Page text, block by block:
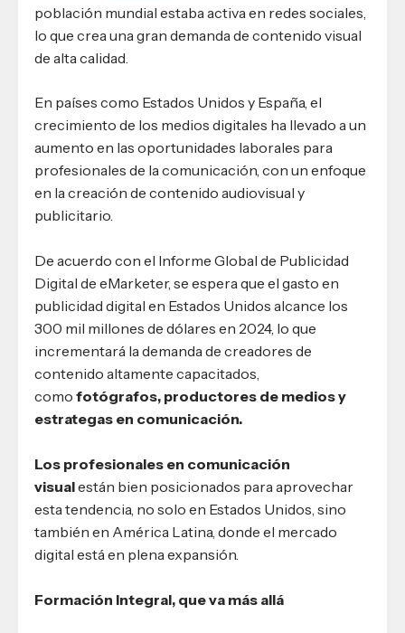
población mundial estaba activa en redes sociales,
lo que crea una gran demanda de contenido visual
de alta calidad.
En países como Estados Unidos y España, el
crecimiento de los medios digitales ha llevado a un
aumento en las oportunidades laborales para
profesionales de la comunicación, con un enfoque
en la creación de contenido audiovisual y
publicitario.
De acuerdo con el Informe Global de Publicidad
Digital de eMarketer, se espera que el gasto en
publicidad digital en Estados Unidos alcance los
300 mil millones de dólares en 2024, lo que
incrementará la demanda de creadores de
contenido altamente capacitados,
como fotógrafos, productores de medios y
estrategas en comunicación.
Los profesionales en comunicación
visualestán bien posicionados para aprovechar
esta tendencia, no solo en Estados Unidos, sino
también en América Latina, donde el mercado
digital está en plena expansión.
Formación Integral, que va más allá